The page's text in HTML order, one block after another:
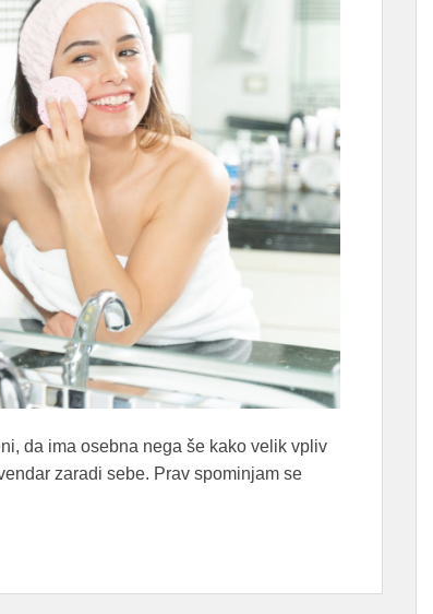
da ima osebna nega še kako velik vpliv
zaradi sebe. Prav spominjam se